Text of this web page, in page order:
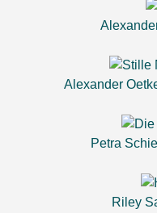
Alexander
Petra
Riley